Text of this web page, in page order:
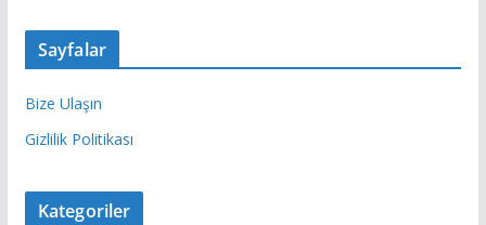
Sayfalar
Bize Ulaşın
Gizlilik Politikası
Kategoriler